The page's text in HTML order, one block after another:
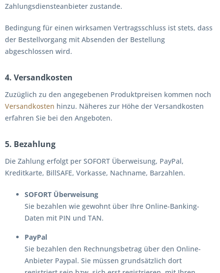
Zahlungsdiensteanbieter zustande.
Bedingung für einen wirksamen Vertragsschluss ist stets, dass
der Bestellvorgang mit Absenden der Bestellung
abgeschlossen wird.
4. Versandkosten
Zuzüglich zu den angegebenen Produktpreisen kommen noch
Versandkosten hinzu. Näheres zur Höhe der Versandkosten
erfahren Sie bei den Angeboten.
5. Bezahlung
Die Zahlung erfolgt per SOFORT Überweisung, PayPal,
Kreditkarte, BillSAFE, Vorkasse, Nachname, Barzahlen.
SOFORT Überweisung
Sie bezahlen wie gewohnt über Ihre Online-Banking-
Daten mit PIN und TAN.
PayPal
Sie bezahlen den Rechnungsbetrag über den Online-
Anbieter Paypal. Sie müssen grundsätzlich dort